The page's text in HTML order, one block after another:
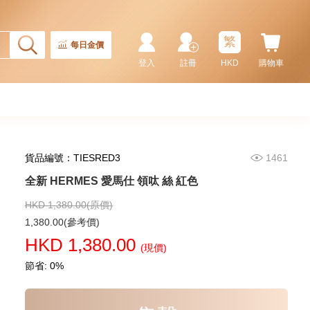
每日金價
購物車
繁
HKD
註冊
登入
貨品編號：TIESRED3 1461
全新 HERMES 愛馬仕 領呔 絲 紅色
HKD 1,380.00(原價)
1,380.00(參考價)
HKD 1,380.00 (現價)
節省: 0%
全新 HERMES 愛馬仕 泳衣 綠色/
2,980.00